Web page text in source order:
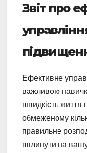
Звіт про
Ефективне
важливою
швидкість життя
обмеженому
правильне
вплинути на вашу